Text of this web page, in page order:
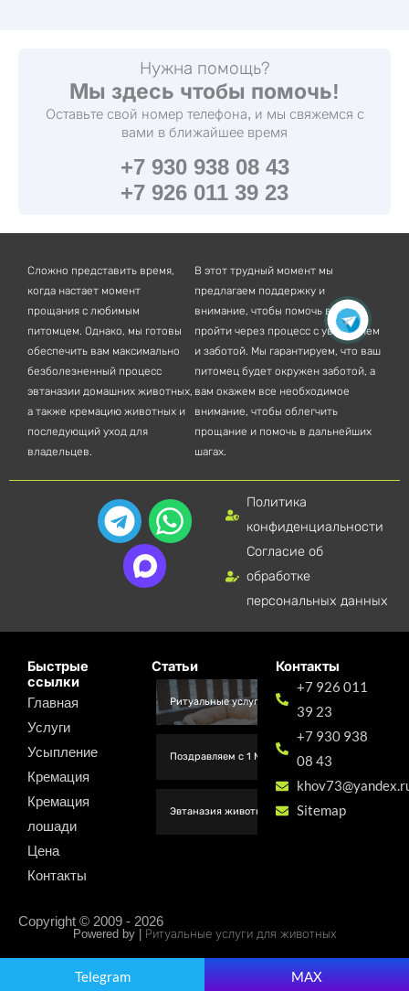
Нужна помощь?
Мы здесь чтобы помочь!
Оставьте свой номер телефона, и мы свяжемся с
вами в ближайшее время
+7 930 938 08 43
+7 926 011 39 23
Сложно представить время,
когда настает момент
прощания с любимым
питомцем. Однако, мы готовы
обеспечить вам максимально
безболезненный процесс
эвтаназии домашних животных,
а также кремацию животных и
последующий уход для
владельцев.
В этот трудный момент мы
предлагаем поддержку и
внимание, чтобы помочь вам
пройти через процесс с уважением
и заботой. Мы гарантируем, что ваш
питомец будет окружен заботой, а
вам окажем все необходимое
внимание, чтобы облегчить
прощание и помочь в дальнейших
шагах.
T
e
l
g
W
h
s
a
p
p
Политика
конфиденциальности
Согласие об
обработке
персональных данных
Быстрые
ссылки
Главная
Услуги
Усыпление
Кремация
Кремация
лошади
Цена
Контакты
Статьи
Ритуальные услуги для животных в Москве
Поздравляем с 1 Мая от коллектива Вет Легенда
Эвтаназия животных на дому Москва цены
Контакты
+7 926 011
39 23
+7 930 938
08 43
Sitemap
Copyright © 2009 - 2026
Powered by | Ритуальные услуги для животных
Telegram MAX